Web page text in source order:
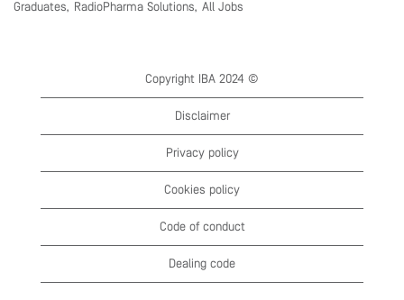
Graduates, RadioPharma Solutions, All Jobs
Copyright IBA 2024 ©
Disclaimer
Privacy policy
Cookies policy
Code of conduct
Dealing code